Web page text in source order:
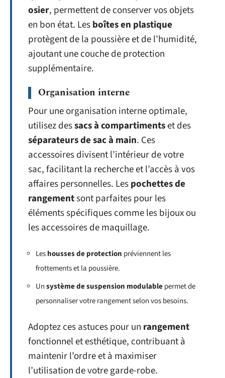
osier, permettent de conserver vos objets
en bon état. Lesboîtes en plastique
protègent de la poussière et de l’humidité,
ajoutant une couche de protection
supplémentaire.
Organisation interne
Pour une organisation interne optimale,
utilisez dessacs à compartimentset des
séparateurs de sac à main. Ces
accessoires divisent l’intérieur de votre
sac, facilitant la recherche et l’accès à vos
affaires personnelles. Lespochettes de
rangementsont parfaites pour les
éléments spécifiques comme les bijoux ou
les accessoires de maquillage.
Leshousses de protection préviennent les
frottements et la poussière.
Unsystème de suspension modulablepermet de
personnaliser votre rangement selon vos besoins.
Adoptez ces astuces pour un rangement
fonctionnel et esthétique, contribuant à
maintenir l’ordre et à maximiser
l’utilisation de votre garde-robe.